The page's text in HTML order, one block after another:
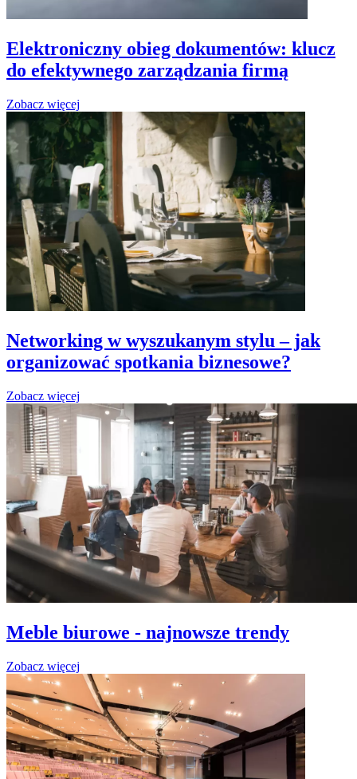
Elektroniczny obieg dokumentów: klucz
do efektywnego zarządzania firmą
Zobacz więcej
Networking w wyszukanym stylu – jak
organizować spotkania biznesowe?
Zobacz więcej
Meble biurowe - najnowsze trendy
Zobacz więcej